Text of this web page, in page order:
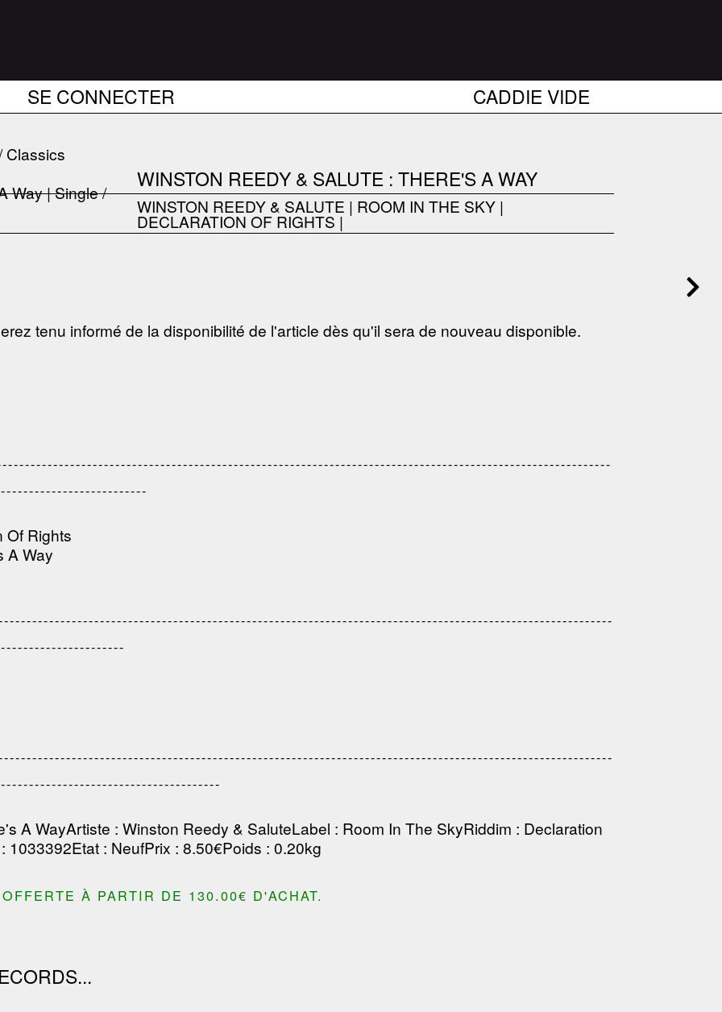
SE CONNECTER CADDIE VIDE
Classics
WINSTON REEDY & SALUTE : THERE'S A WAY
WINSTON REEDY & SALUTE | ROOM IN THE SKY |
DECLARATION OF RIGHTS |
tenu informé de la disponibilité de l'article dès qu'il sera de nouveau disponible.
Of Rights
A Way
A WayArtiste :Winston Reedy & SaluteLabel : Room In The SkyRiddim : Declaration
: 1033392Etat : NeufPrix : 8.50€Poids : 0.20kg
À PARTIR DE 130.00€ D'ACHAT.